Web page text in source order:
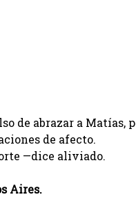
de abrazar a Matías,
de afecto.
—dice aliviado.
Aires.